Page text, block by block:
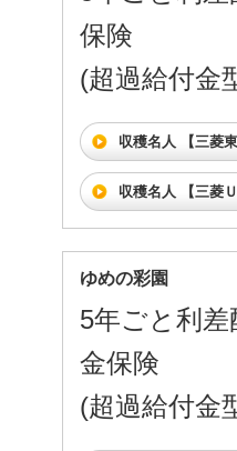
保険
(超過給付金
収穫名人 【三菱
収穫名人 【三菱
ゆめの彩園
5年ごと利
金保険
(超過給付金